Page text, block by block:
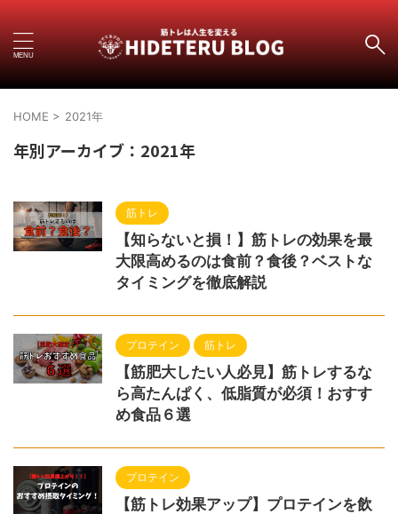
HOME > 2021年
年別アーカイブ：2021年
筋トレ
【知らないと損！】筋トレの効果を最
大限高めるのは食前？食後？ベストな
タイミングを徹底解説
プロテイン 筋トレ
【筋肥大したい人必見】筋トレするな
ら高たんぱく、低脂質が必須！おすす
め食品６選
プロテイン
【筋トレ効果アップ】プロテインを飲